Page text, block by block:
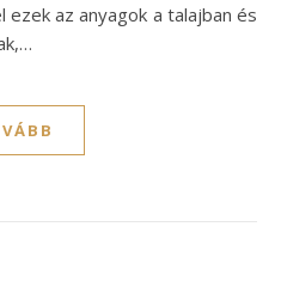
az anyagok a talajban és